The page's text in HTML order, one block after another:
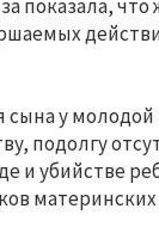
показала,
сына у
подолгу
убийстве